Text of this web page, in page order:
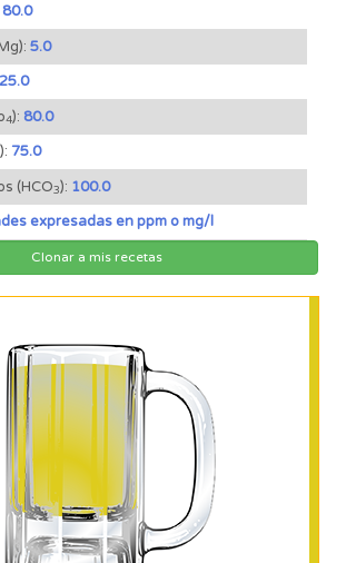
80.0
5.0
25.0
4): 80.0
75.0
(HCO3): 100.0
expresadas en ppm o mg/l
Clonar a mis recetas